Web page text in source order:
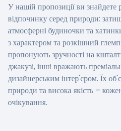
У нашій пропозиції ви знайдете
відпочинку серед природи:
атмосферні будиночки та
з характером та розкішний
пропонують зручності на
джакузі, інші вражають
дизайнерським інтер'єром. Їх
природи та висока якість –
очікування.